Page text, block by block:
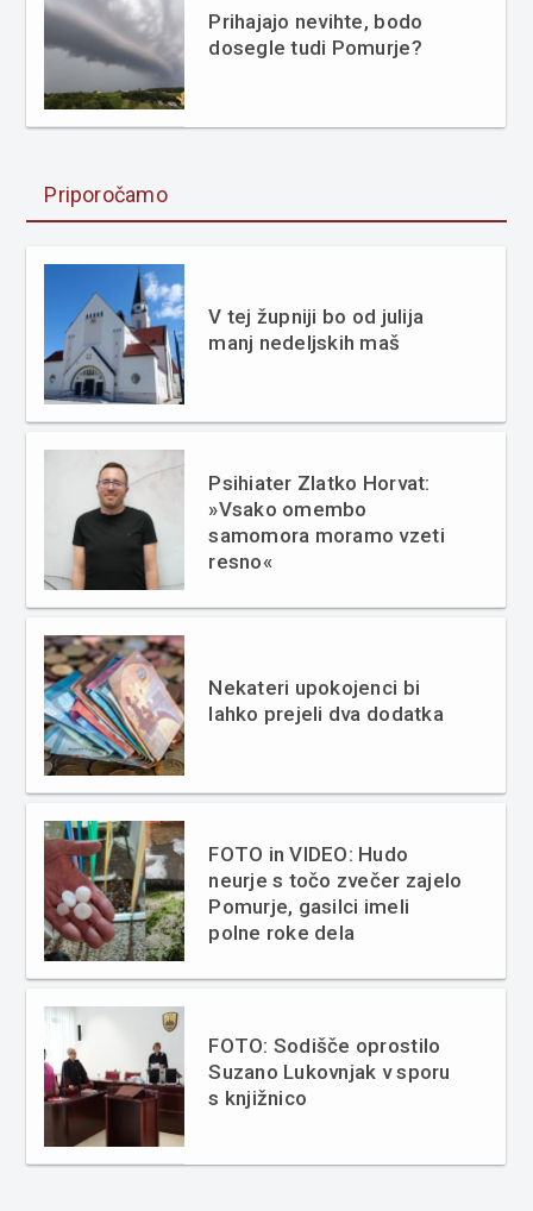
Prihajajo nevihte, bodo
dosegle tudi Pomurje?
Priporočamo
V tej župniji bo od julija
manj nedeljskih maš
Psihiater Zlatko Horvat:
»Vsako omembo
samomora moramo vzeti
resno«
Nekateri upokojenci bi
lahko prejeli dva dodatka
FOTO in VIDEO: Hudo
neurje s točo zvečer zajelo
Pomurje, gasilci imeli
polne roke dela
FOTO: Sodišče oprostilo
Suzano Lukovnjak v sporu
s knjižnico